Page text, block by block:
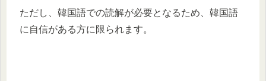
ただし、韓国語での読解が必要となるため、韓国語
に自信がある方に限られます。